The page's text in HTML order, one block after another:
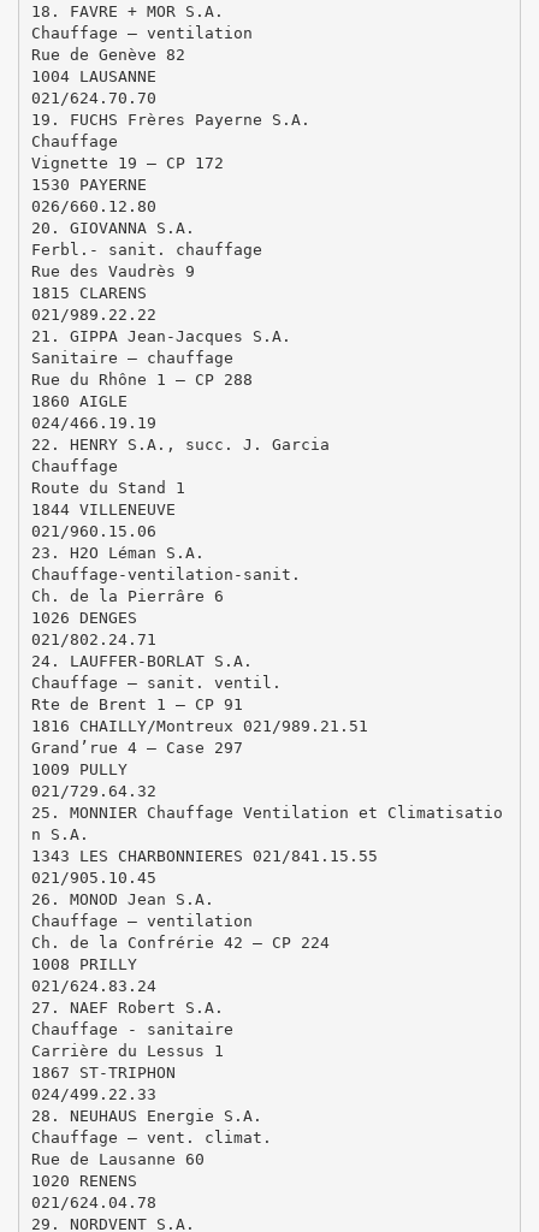
18. FAVRE + MOR S.A.
Chauffage – ventilation
Rue de Genève 82
1004 LAUSANNE
021/624.70.70
19. FUCHS Frères Payerne S.A.
Chauffage
Vignette 19 – CP 172
1530 PAYERNE
026/660.12.80
20. GIOVANNA S.A.
Ferbl.- sanit. chauffage
Rue des Vaudrès 9
1815 CLARENS
021/989.22.22
21. GIPPA Jean-Jacques S.A.
Sanitaire – chauffage
Rue du Rhône 1 – CP 288
1860 AIGLE
024/466.19.19
22. HENRY S.A., succ. J. Garcia
Chauffage
Route du Stand 1
1844 VILLENEUVE
021/960.15.06
23. H2O Léman S.A.
Chauffage-ventilation-sanit.
Ch. de la Pierrâre 6
1026 DENGES
021/802.24.71
24. LAUFFER-BORLAT S.A.
Chauffage – sanit. ventil.
Rte de Brent 1 – CP 91
1816 CHAILLY/Montreux 021/989.21.51
Grand’rue 4 – Case 297
1009 PULLY
021/729.64.32
25. MONNIER Chauffage Ventilation et Climatisatio
n S.A.
1343 LES CHARBONNIERES 021/841.15.55
021/905.10.45
26. MONOD Jean S.A.
Chauffage – ventilation
Ch. de la Confrérie 42 – CP 224
1008 PRILLY
021/624.83.24
27. NAEF Robert S.A.
Chauffage - sanitaire
Carrière du Lessus 1
1867 ST-TRIPHON
024/499.22.33
28. NEUHAUS Energie S.A.
Chauffage – vent. climat.
Rue de Lausanne 60
1020 RENENS
021/624.04.78
29. NORDVENT S.A.